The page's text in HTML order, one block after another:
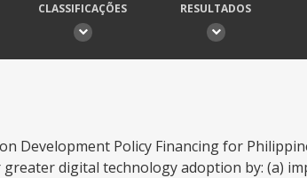
CLASSIFICAÇÕES RESULTADOS
Development Policy Financing for
digital technology adoption by: (a)